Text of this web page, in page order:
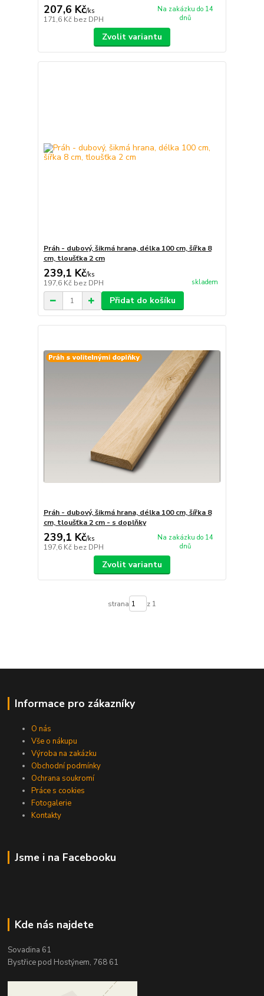
207,6 Kč/ks
171,6 Kč bez DPH
Na zakázku do 14
dnů
Zvolit variantu
Práh - dubový, šikmá hrana, délka 100 cm, šířka 8
cm, tloušťka 2 cm
239,1 Kč/ks
197,6 Kč bez DPH skladem
Přidat do košíku
Práh - dubový, šikmá hrana, délka 100 cm, šířka 8
cm, tloušťka 2 cm - s doplňky
239,1 Kč/ks
197,6 Kč bez DPH
Na zakázku do 14
dnů
Zvolit variantu
strana z 1
Informace pro zákazníky
O nás
Vše o nákupu
Výroba na zakázku
Obchodní podmínky
Ochrana soukromí
Práce s cookies
Fotogalerie
Kontakty
Jsme i na Facebooku
Kde nás najdete
Sovadina 61
Bystřice pod Hostýnem, 768 61